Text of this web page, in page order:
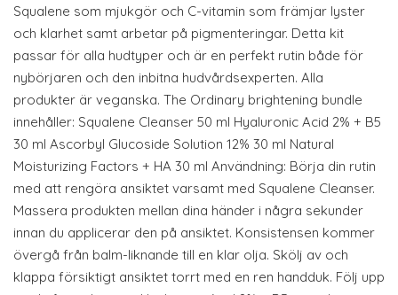
Squalene som mjukgör och C-vitamin som främjar lyster
och klarhet samt arbetar på pigmenteringar. Detta kit
passar för alla hudtyper och är en perfekt rutin både för
nybörjaren och den inbitna hudvårdsexperten. Alla
produkter är veganska. The Ordinary brightening bundle
innehåller: Squalene Cleanser 50 ml Hyaluronic Acid 2% + B5
30 ml Ascorbyl Glucoside Solution 12% 30 ml Natural
Moisturizing Factors + HA 30 ml Användning: Börja din rutin
med att rengöra ansiktet varsamt med Squalene Cleanser. ​​
Massera produkten mellan dina händer i några sekunder
innan du applicerar den på ansiktet. Konsistensen kommer
övergå från balm-liknande till en klar olja. Skölj av och
klappa försiktigt ansiktet torrt med en ren handduk. Följ upp